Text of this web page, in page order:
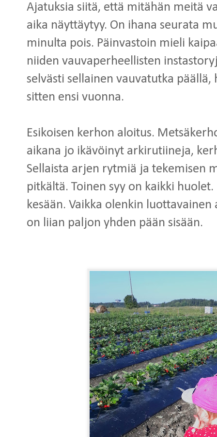
Ajatuksia siitä, että mitähän meitä
aika näyttäytyy. On ihana seurata
minulta pois. Päinvastoin mieli
niiden vauvaperheellisten
selvästi sellainen vauvatutka
sitten ensi vuonna.
Esikoisen kerhon aloitus.
aikana jo ikävöinyt arkirutiineja,
Sellaista arjen rytmiä ja tekemisen
pitkältä. Toinen syy on kaikki
kesään. Vaikka olenkin
on liian paljon yhden pään sisään.